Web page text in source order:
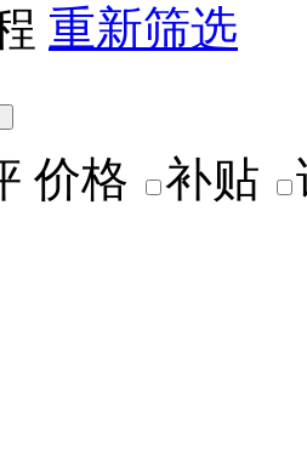
重新筛选
价格 补贴